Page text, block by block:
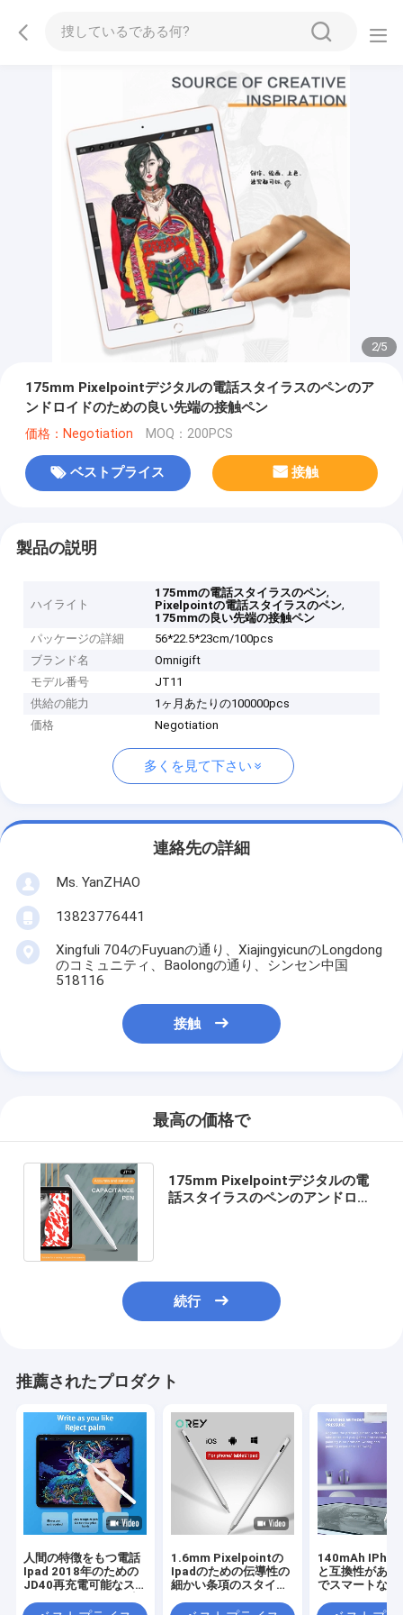
2/5
175mm Pixelpointデジタルの電話スタイラスのペンのア
ンドロイドのための良い先端の接触ペン
価格：Negotiation MOQ：200PCS
ベストプライス 接触
製品の説明
ハイライト
175mmの電話スタイラスのペン,
Pixelpointの電話スタイラスのペン,
175mmの良い先端の接触ペン
パッケージの詳細
56*22.5*23cm/100pcs
ブランド名
Omnigift
モデル番号
JT11
供給の能力
1ヶ月あたりの100000pcs
価格
Negotiation
多くを見て下さい
連絡先の詳細
Ms. YanZHAO
13823776441
Xingfuli 704のFuyuanの通り、XiajingyicunのLongdong
のコミュニティ、Baolongの通り、シンセン中国
518116
接触
最高の価格で
175mm Pixelpointデジタルの電
話スタイラスのペンのアンドロイ
続行
推薦されたプロダクト
人間の特徴をもつ電話
Ipad 2018年のための
JD40再充電可能なス
量性ペン
1.6mm Pixelpointの
Ipadのための伝導性の
細かい条項のスタイラ
140mAh
と互換性がある
でスマートなデ